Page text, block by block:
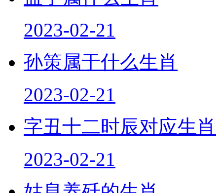
2023-02-21
孙策属于什么生肖
2023-02-21
字丑十二时辰对应生肖
2023-02-21